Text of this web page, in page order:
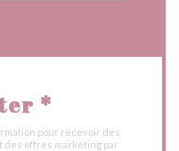
*
pour recevoir des
des offres marketing par